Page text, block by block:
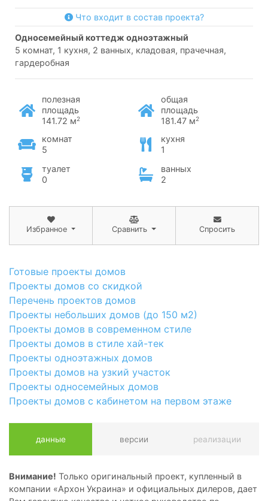
Что входит в состав проекта?
односемейный коттедж одноэтажный
5 комнат, 1 кухня, 2 ванных, кладовая, прачечная,
гардеробная
полезная
площадь
141.72 м2
общая
площадь
181.47 м2
комнат
5
кухня
1
туалет
0
ванных
2
Избранное Сравнить Спросить
Готовые проекты домов
Проекты домов со скидкой
Перечень проектов домов
Проекты небольших домов (до 150 м2)
Проекты домов в современном стиле
Проекты домов в стиле хай-тек
Проекты одноэтажных домов
Проекты домов на узкий участок
Проекты односемейных домов
Проекты домов с кабинетом на первом этаже
данные версии реализации
Внимание! Только оригинальный проект, купленный в
компании «Архон Украина» и официальных дилеров, дает